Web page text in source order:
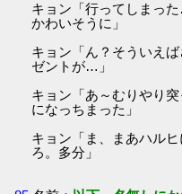
キョン「行ってしまっ
かわいそうに」
キョン「ん？そういえ
ゼントが…」
キョン「あ～むりやり
になっちまった」
キョン「ま、まあハル
ろ。多分」